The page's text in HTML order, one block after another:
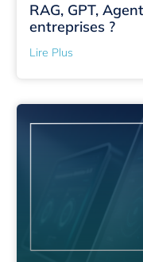
RAG, GPT,
entreprises ?
Lire Plus